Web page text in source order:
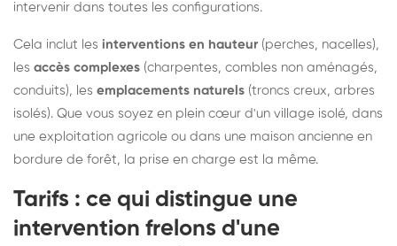
intervenir dans toutes les configurations.
Cela inclut les interventions en hauteur (perches, nacelles),
les accès complexes (charpentes, combles non aménagés,
conduits), les emplacements naturels (troncs creux, arbres
isolés). Que vous soyez en plein cœur d'un village isolé, dans
une exploitation agricole ou dans une maison ancienne en
bordure de forêt, la prise en charge est la même.
Tarifs : ce qui distingue une
intervention frelons d'une